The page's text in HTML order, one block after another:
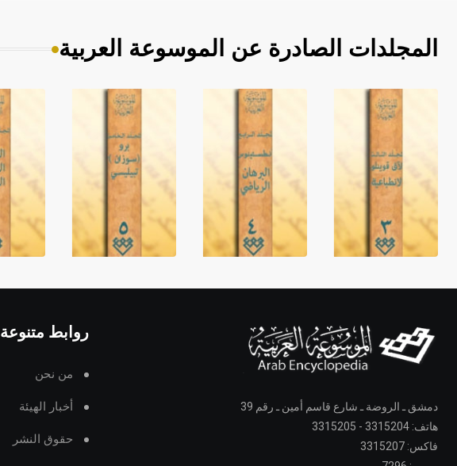
المجلدات الصادرة عن الموسوعة العربية
دمشق ـ الروضة ـ شارع قاسم أمين ـ رقم 39
هاتف: 3315204 - 3315205
فاكس: 3315207
روابط متنوعة
من نحن
أخبار الهيئة
حقوق النشر